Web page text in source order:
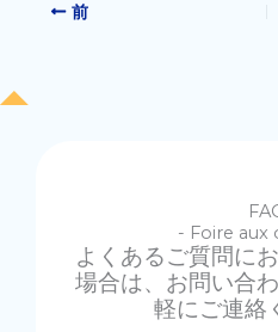
前
- Foire aux
よくあるご質問に
場合は、お問い合
軽にご連絡